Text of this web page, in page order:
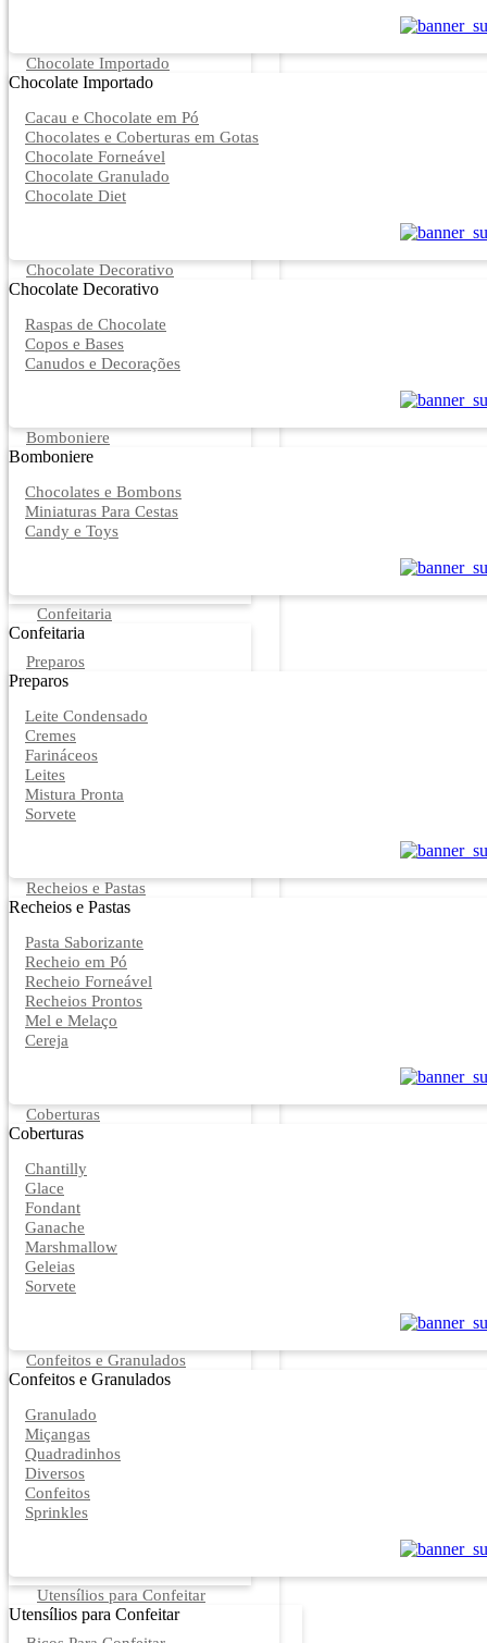
Chocolate Importado
Chocolate Importado
Cacau e Chocolate em Pó
Chocolates e Coberturas em Gotas
Chocolate Forneável
Chocolate Granulado
Chocolate Diet
Chocolate Decorativo
Chocolate Decorativo
Raspas de Chocolate
Copos e Bases
Canudos e Decorações
Bomboniere
Bomboniere
Chocolates e Bombons
Miniaturas Para Cestas
Candy e Toys
Confeitaria
Confeitaria
Preparos
Preparos
Leite Condensado
Cremes
Farináceos
Leites
Mistura Pronta
Sorvete
Recheios e Pastas
Recheios e Pastas
Pasta Saborizante
Recheio em Pó
Recheio Forneável
Recheios Prontos
Mel e Melaço
Cereja
Coberturas
Coberturas
Chantilly
Glace
Fondant
Ganache
Marshmallow
Geleias
Sorvete
Confeitos e Granulados
Confeitos e Granulados
Granulado
Miçangas
Quadradinhos
Diversos
Confeitos
Sprinkles
Utensílios para Confeitar
Utensílios para Confeitar